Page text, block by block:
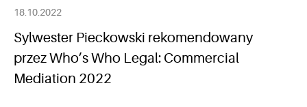
18.10.2022
Sylwester Pieckowski rekomendowany
przez Who’s Who Legal: Commercial
Mediation 2022